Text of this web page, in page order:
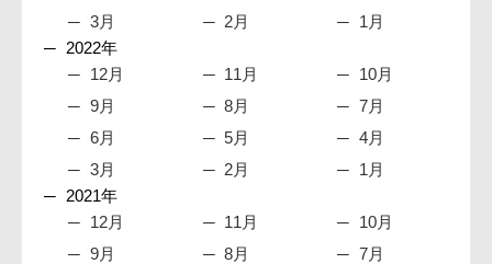
3月
2月
1月
2022年
12月
11月
10月
9月
8月
7月
6月
5月
4月
3月
2月
1月
2021年
12月
11月
10月
9月
8月
7月